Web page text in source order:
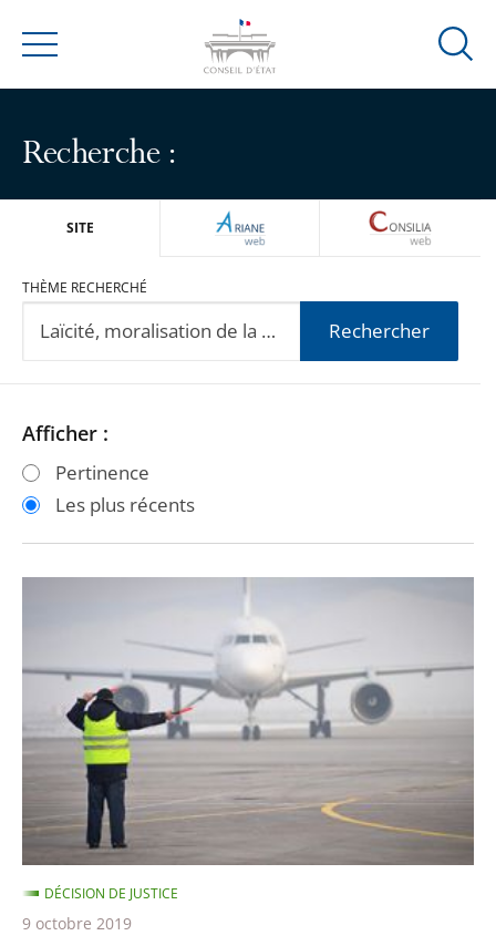
Menu
Ouvrir
Recherche :
SITE ARIANEWEB
THÈME RECHERCHÉ
Rechercher
Passer
les
filtres
Passer
les
filtres
Afficher :
Pertinence
Les plus récents
Toulouse-
Blagnac
DÉCISION DE JUSTICE
9 octobre 2019